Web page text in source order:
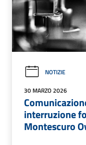
NOTIZIE
30 MARZO 2026
interruzione
Montescuro